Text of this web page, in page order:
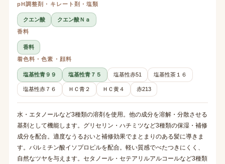
pH調整剤・キレート剤・塩類
クエン酸
クエン酸Ｎａ
香料
香料
着色料・色素・顔料
塩基性青９９ 塩基性青７５ 塩基性赤51 塩基性茶１６
塩基性赤７６ ＨＣ青２ ＨＣ黄４ 赤213
水・エタノールなど3種類の溶剤を使用。他の成分を溶解・分散させる
基剤として機能します。グリセリン・ハチミツなど3種類の保湿・補修
成分を配合。適度なうるおいと補修効果でまとまりのある髪に導きま
す。パルミチン酸イソプロピルを配合。軽い質感でべたつきにくく、
自然なツヤを与えます。セタノール・セテアリルアルコールなど3種類